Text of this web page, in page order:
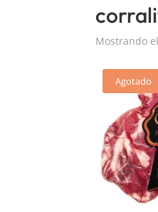
Mostrando
Agotado